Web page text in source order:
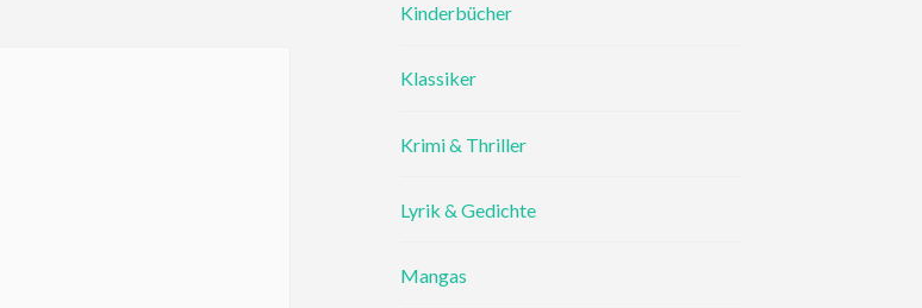
Kinderbücher
Klassiker
Krimi & Thriller
Lyrik & Gedichte
Mangas